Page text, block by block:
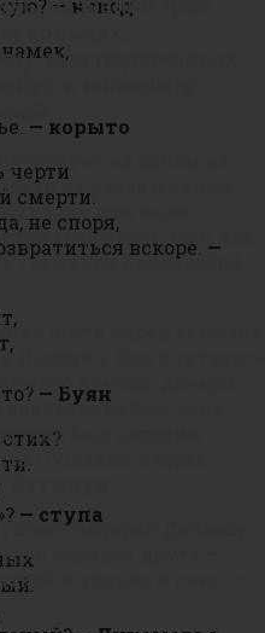
— корыто
черти
смерти.
не споря,
вскоре. —
— Буян
— ступа
названия трех
или подаренных
и напишите
на одном из
на указательный
камнем вниз.
года после того, как
графиней Воронцовой.
поэту перед ссылкой
Львович. Оно считалось
Ксении, дочери
владельцев был царь
был царским
Пушкина, скорее
подарил Данзасу.
подарок друга —
и уронил в снег. —